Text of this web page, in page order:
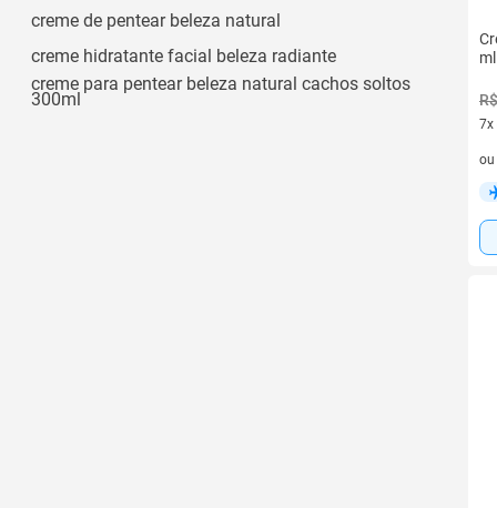
creme de pentear beleza natural
creme hidratante facial beleza radiante
creme para pentear beleza natural cachos soltos
300ml
ml
7x
7
ou